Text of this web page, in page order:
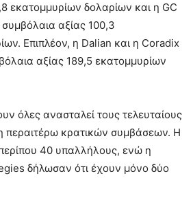
εκατομμυρίων δολαρίων και η GC
αξίας 100,3
Επιπλέον, η Dalian και η Coradix
αξίας 189,5 εκατομμυρίων
όλες ανασταλεί τους τελευταίους
περαιτέρω κρατικών συμβάσεων. Η
περίπου 40 υπαλλήλους, ενώ η
δήλωσαν ότι έχουν μόνο δύο